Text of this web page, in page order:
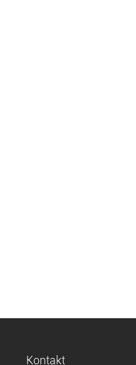
Navigation
Kontakt